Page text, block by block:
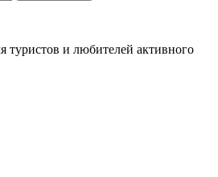
туристов и любителей активного